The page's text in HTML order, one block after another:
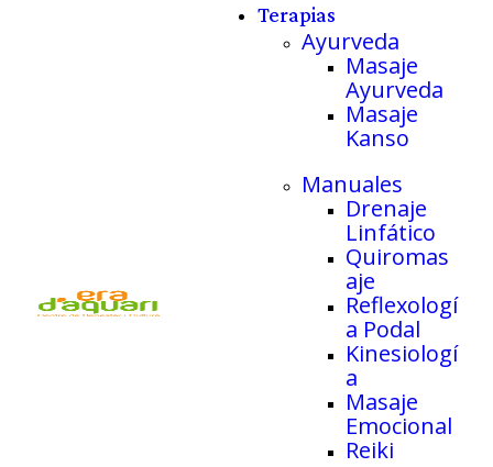
Terapias
Ayurveda
Masaje
Ayurveda
Masaje
Kanso
Manuales
Drenaje
Linfático
Quiromas
aje
Reflexologí
a Podal
Kinesiologí
a
Masaje
Emocional
Reiki